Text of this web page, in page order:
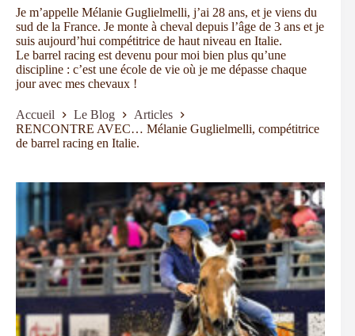
Je m’appelle Mélanie Guglielmelli, j’ai 28 ans, et je viens du
sud de la France. Je monte à cheval depuis l’âge de 3 ans et je
suis aujourd’hui compétitrice de haut niveau en Italie.
Le barrel racing est devenu pour moi bien plus qu’une
discipline : c’est une école de vie où je me dépasse chaque
jour avec mes chevaux !
Accueil Le Blog
Articles
RENCONTRE AVEC… Mélanie Guglielmelli, compétitrice
de barrel racing en Italie.